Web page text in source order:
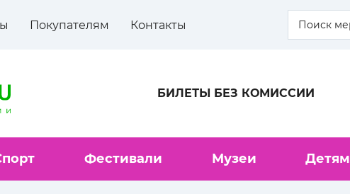
Покупателям Контакты
БИЛЕТЫ БЕЗ КОМИССИИ
Фестивали Музеи Детям